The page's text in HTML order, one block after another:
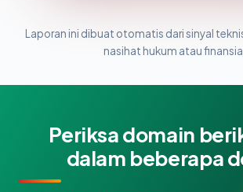
Laporan ini dibuat otomatis dari sinyal
nasihat hukum atau
Periksa domain
dalam beberapa